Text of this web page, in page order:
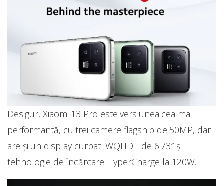
Desigur, Xiaomi 13 Pro este versiunea cea mai
performantă, cu trei camere flagship de 50MP, dar
are și un display curbat WQHD+ de 6.73″ și
tehnologie de încărcare HyperCharge la 120W.